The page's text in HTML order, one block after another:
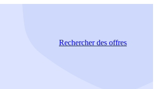
Rechercherdes offres